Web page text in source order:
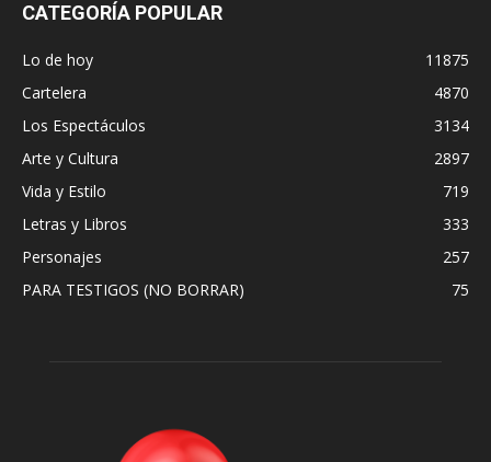
CATEGORÍA POPULAR
Lo de hoy
11875
Cartelera
4870
Los Espectáculos
3134
Arte y Cultura
2897
Vida y Estilo
719
Letras y Libros
333
Personajes
257
PARA TESTIGOS (NO BORRAR)
75